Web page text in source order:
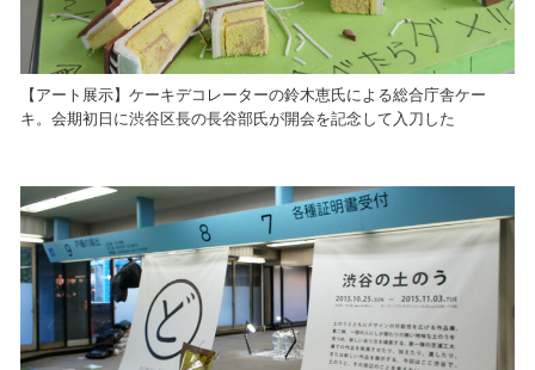
【アート展示】ケーキデコレーターの鈴木恵氏による総合庁舎ケー
キ。会期初日に渋谷区長の長谷部氏が開会を記念して入刀した